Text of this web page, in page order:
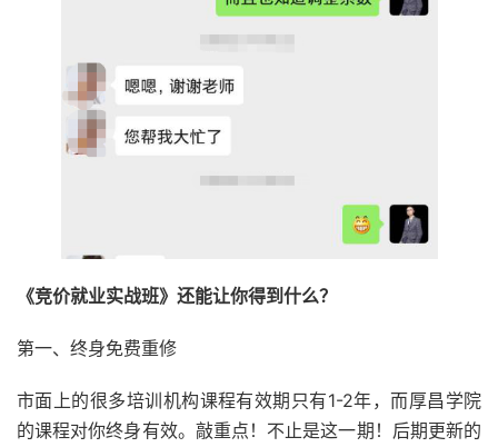
《竞价就业实战班》还能让你得到什么？
第一、终身免费重修
市面上的很多培训机构课程有效期只有1-2年，而厚昌学院
的课程对你终身有效。敲重点！不止是这一期！后期更新的